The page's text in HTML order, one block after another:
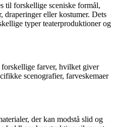
til forskellige sceniske formål,
draperinger eller kostumer. Dets
typer teaterproduktioner og
farver, hvilket giver
scenografier, farveskemaer
der kan modstå slid og